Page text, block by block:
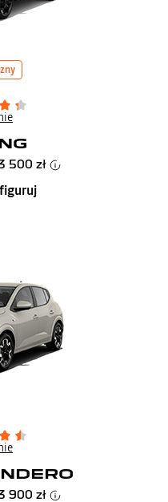
500 zł
900 zł